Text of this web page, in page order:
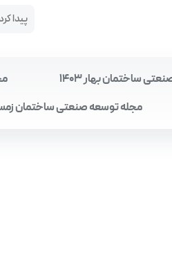
ساختمان بهار 1403
مجله توسعه صنعتی ساختمان